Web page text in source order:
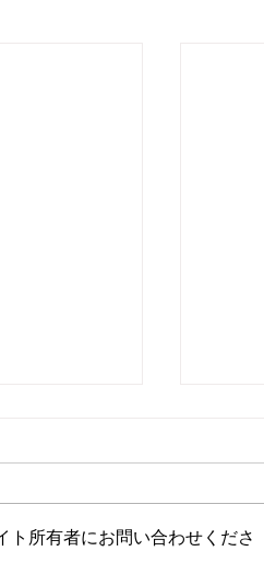
2/25
ト所有者にお問い合わせくださ